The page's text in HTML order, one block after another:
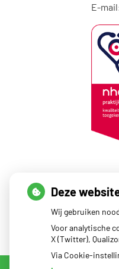
E-
Deze
Wij gebruiken
Voor analytische
X (Twitter),
Via Cookie-